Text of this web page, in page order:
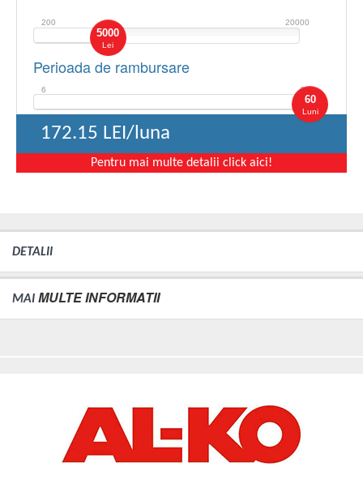
5000
Lei
200 20000
Perioada de rambursare
60
Luni
6 60
172.15 LEI/luna
Pentru mai multe detalii click aici!
DETALII
MAI MULTE INFORMATII